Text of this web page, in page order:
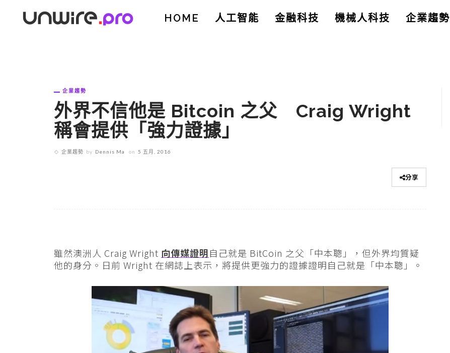
HOME 人工智能 金融科技 機械人科技 企業趨勢
企業趨勢
外界不信他是 Bitcoin 之父 Craig Wright
稱會提供「強力證據」
企業趨勢 by Dennis Ma on 5 五月, 2016
分享
雖然澳洲人 Craig Wright 向傳媒證明自己就是 BitCoin 之父「中本聰」，但外界均質疑
他的身分。日前 Wright 在網誌上表示，將提供更強力的證據證明自己就是「中本聰」。